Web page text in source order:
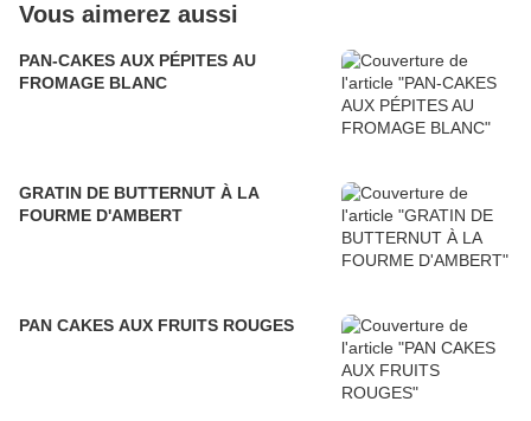
Vous aimerez aussi
PAN-CAKES AUX PÉPITES AU
FROMAGE BLANC
GRATIN DE BUTTERNUT À LA
FOURME D'AMBERT
PAN CAKES AUX FRUITS ROUGES